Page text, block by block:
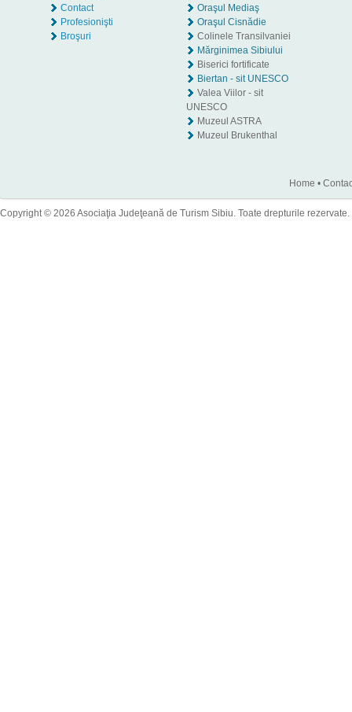
Contact
Profesionişti
Broşuri
Oraşul Mediaş
Oraşul Cisnădie
Colinele Transilvaniei
Mărginimea Sibiului
Biserici fortificate
Biertan - sit UNESCO
Valea Viilor - sit
UNESCO
Muzeul ASTRA
Muzeul Brukenthal
Home •
Copyright © 2026 Asociaţia Judeţeană de Turism Sibiu. Toate drepturile rezervate.